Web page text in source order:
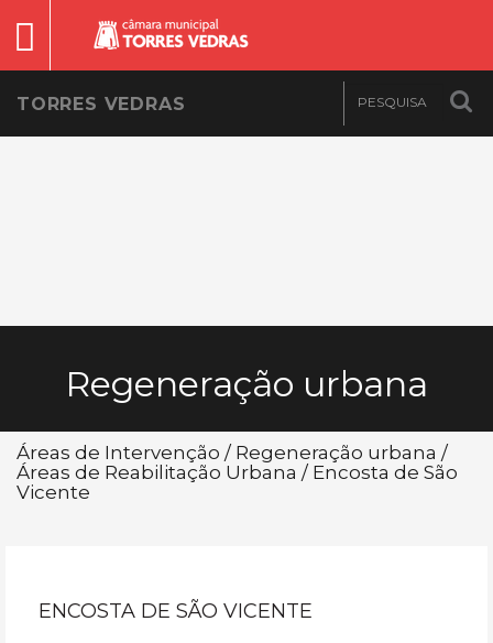
TORRES VEDRAS
Regeneração urbana
Áreas de Intervenção / Regeneração urbana /
Áreas de Reabilitação Urbana / Encosta de São
Vicente
ENCOSTA DE SÃO VICENTE